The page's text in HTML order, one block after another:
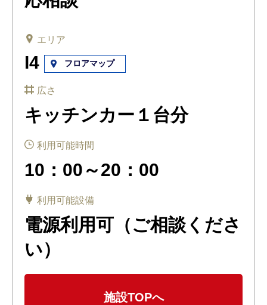
エリア
I4 フロアマップ
広さ
キッチンカー１台分
利用可能時間
10：00～20：00
利用可能設備
電源利用可（ご相談くださ
い）
施設TOPへ